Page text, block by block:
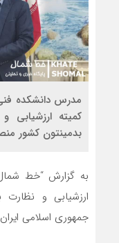
مدرس دانشکده
کمیته ارزشیابی
بدمینتون کشور
به گزارش “خط
ارزشیابی و
جمهوری اسلامی